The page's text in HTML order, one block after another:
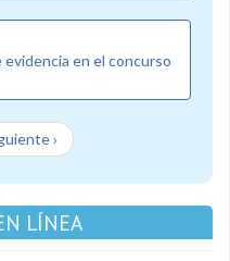
en el concurso
›
LÍNEA